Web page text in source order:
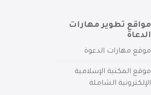
مواقع تطوير مهارات
الدعاة
موقع مهارات الدعوة
موقع المكتبة الإسلامية
الإلكترونية الشاملة